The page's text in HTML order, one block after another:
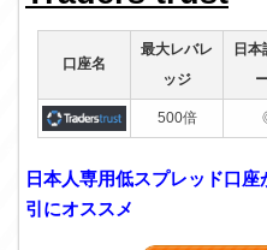
口座名
最大レバレ
ッジ
日
500倍
日本人専用低スプレッド口
引にオススメ